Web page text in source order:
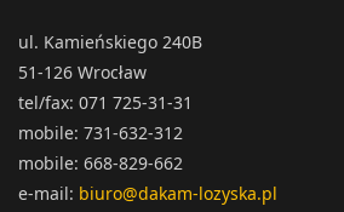
ul. Kamieńskiego 240B
51-126 Wrocław
tel/fax: 071 725-31-31
mobile: 731-632-312
mobile: 668-829-662
e-mail: biuro@dakam-lozyska.pl